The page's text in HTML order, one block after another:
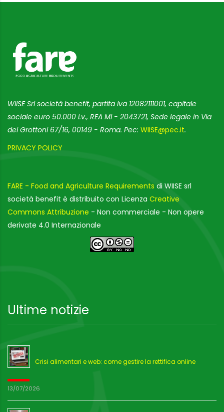
WIISE Srl società benefit, partita Iva 12082111001, capitale
sociale euro 50.000 i.v., REA MI - 2043721, Sede legale in Via
dei Grottoni 67/16, 00149 - Roma. Pec: WIISE@pec.it.
PRIVACY POLICY
FARE - Food and Agriculture Requirements di WIISE srl
società benefit è distribuito con Licenza Creative
Commons Attribuzione - Non commerciale - Non opere
derivate 4.0 Internazionale
Ultime notizie
Crisi alimentari e web: come gestire la rettifica online
13/07/2026